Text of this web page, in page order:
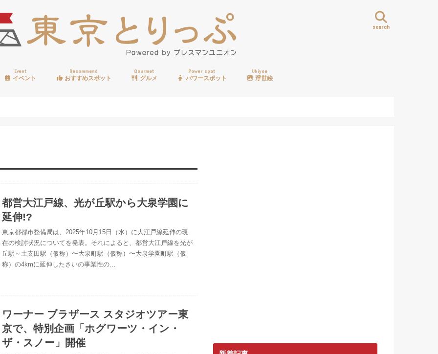
search
Event
イベント
Recommend
おすすめスポット
Gourmet
グルメ
Power spot
パワースポット
Ukiyoe
浮世絵
都営大江戸線、光が丘駅から大泉学園に
延伸!?
東京都都市整備局は、2025年10月15日（水）に大江戸線延伸の現
在の検討状況についてを発表。それによると、都営大江戸線を光が
丘駅～土支田駅（仮称）〜大泉町駅（仮称）〜大泉学園町駅（仮
称）の4kmに延伸したさいの事業性の…
ワーナー ブラザース スタジオツアー東
京で、特別企画「ホグワーツ・イン・
ザ・スノー」開催